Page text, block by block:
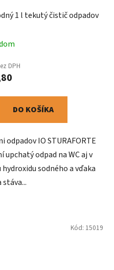
1 l tekutý čistič odpadov
DPH
DO KOŠÍKA
IO STURAFORTE
odpad na WC aj v
sodného a vďaka
Kód: 15019